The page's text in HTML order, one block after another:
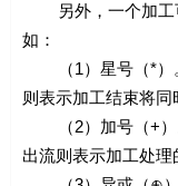
另外，一个加工可
如：
（1）星号（*）。
则表示加工结束将同
（2）加号（+）。
出流则表示加工处理